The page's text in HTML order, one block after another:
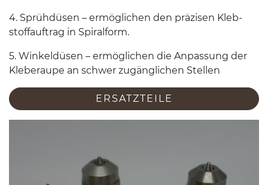
4. Sprühdüsen – ermöglichen den präzisen Kleb­
stof­fauf­trag in Spiralform.
5. Winkeldüsen – ermöglichen die Anpas­sung der
Kle­ber­aupe an schwer zugänglichen Stellen
ERSATZTEILE